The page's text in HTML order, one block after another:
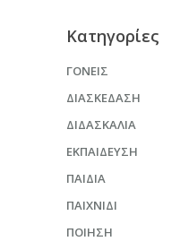
Kατηγορίες
ΓΟΝΕΊΣ
ΔΙΑΣΚΈΔΑΣΗ
ΔΙΔΑΣΚΑΛΊΑ
ΕΚΠΑΊΔΕΥΣΗ
ΠΑΙΔΙΆ
ΠΑΙΧΝΊΔΙ
ΠΟΊΗΣΗ